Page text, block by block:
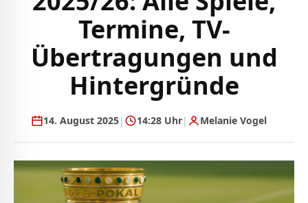
Termine, TV-
Übertragungen und
Hintergründe
14. August 2025| 14:28 Uhr| Melanie Vogel